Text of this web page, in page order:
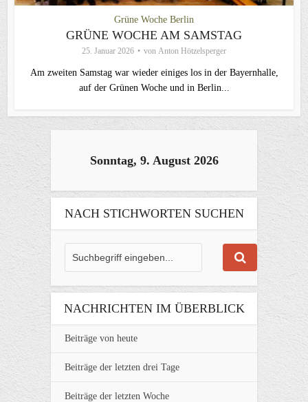
Grüne Woche Berlin
GRÜNE WOCHE AM SAMSTAG
25. Januar 2026 von Anton Hötzelsperger
Am zweiten Samstag war wieder einiges los in der Bayernhalle,
auf der Grünen Woche und in Berlin...
Sonntag, 9. August 2026
NACH STICHWORTEN SUCHEN
NACHRICHTEN IM ÜBERBLICK
Beiträge von heute
Beiträge der letzten drei Tage
Beiträge der letzten Woche